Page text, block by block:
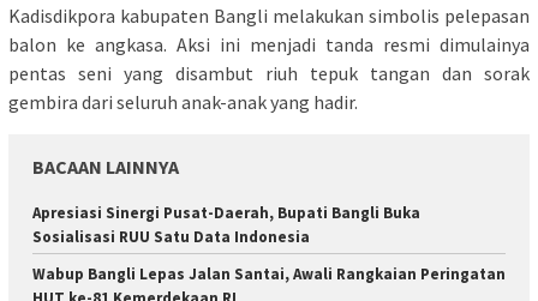
Kadisdikpora kabupaten Bangli melakukan simbolis pelepasan
balon ke angkasa. Aksi ini menjadi tanda resmi dimulainya
pentas seni yang disambut riuh tepuk tangan dan sorak
gembira dari seluruh anak-anak yang hadir.
BACAAN LAINNYA
Apresiasi Sinergi Pusat-Daerah, Bupati Bangli Buka
Sosialisasi RUU Satu Data Indonesia
Wabup Bangli Lepas Jalan Santai, Awali Rangkaian Peringatan